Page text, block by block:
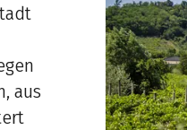
aus